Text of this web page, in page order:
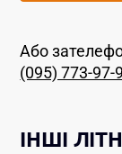
Або
(095) 773-97-
ІНШІ